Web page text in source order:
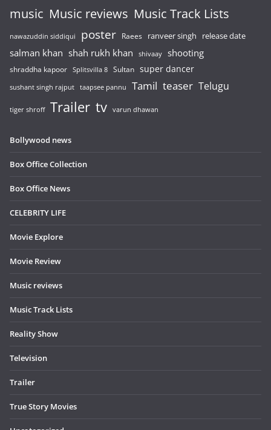
music Music reviews Music Track Lists
nawazuddin siddiqui poster Raees ranveer singh release date
salman khan shah rukh khan shivaay shooting
shraddha kapoor Splitsvilla 8 Sultan super dancer
sushant singh rajput taapsee pannu Tamil teaser Telugu
tiger shroff Trailer tv varun dhawan
Bollywood news
Box Office Collection
Box Office News
CELEBRITY LIFE
Movie Explore
Movie Review
Music reviews
Music Track Lists
Reality Show
Television
Trailer
True Story Movies